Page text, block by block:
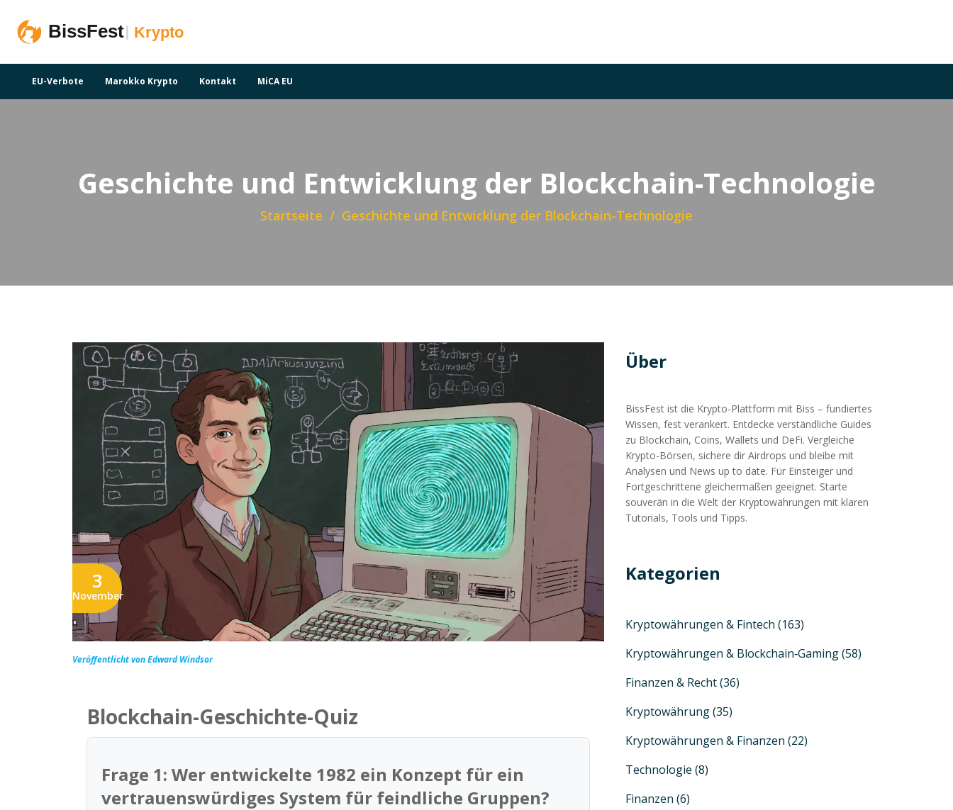
EU-Verbote Marokko Krypto Kontakt MiCA EU
Geschichte und Entwicklung der Blockchain-Technologie
Startseite Geschichte und Entwicklung der Blockchain-Technologie
3
November
Veröffentlicht von Edward Windsor
Blockchain-Geschichte-Quiz
Frage 1: Wer entwickelte 1982 ein Konzept für ein
vertrauenswürdiges System für feindliche Gruppen?
Über
BissFest ist die Krypto-Plattform mit Biss – fundiertes
Wissen, fest verankert. Entdecke verständliche Guides
zu Blockchain, Coins, Wallets und DeFi. Vergleiche
Krypto-Börsen, sichere dir Airdrops und bleibe mit
Analysen und News up to date. Für Einsteiger und
Fortgeschrittene gleichermaßen geeignet. Starte
souverän in die Welt der Kryptowährungen mit klaren
Tutorials, Tools und Tipps.
Kategorien
Kryptowährungen & Fintech (163)
Kryptowährungen & Blockchain‑Gaming(58)
Finanzen & Recht(36)
Kryptowährung(35)
Kryptowährungen & Finanzen (22)
Technologie (8)
Finanzen (6)